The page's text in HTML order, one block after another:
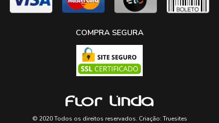
COMPRA SEGURA
© 2020 Todos os direitos reservados. Criação: Truesites